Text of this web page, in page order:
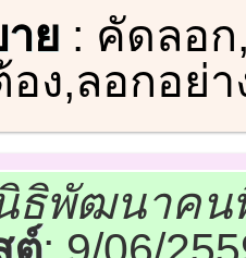
ย : คัดลอก
อง,ลอกอย่
ธิพัฒนาคน